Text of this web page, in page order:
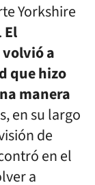
Yorkshire
El
a
que hizo
manera
en su largo
de
en el
a